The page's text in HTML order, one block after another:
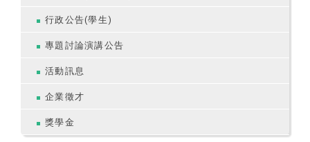
行政公告(學生)
專題討論演講公告
活動訊息
企業徵才
獎學金